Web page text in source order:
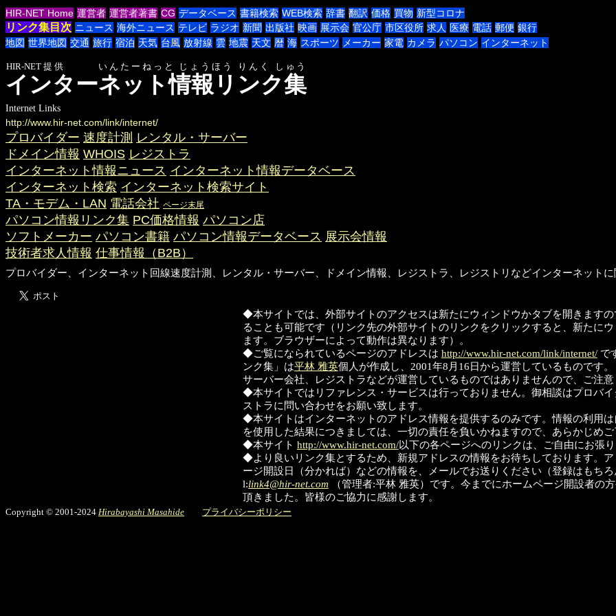
HIR-NET Home 運営者 運営者著書 CG データベース 書籍検索 WEB検索 辞書 翻訳 価格 買物 新型コロナ
リンク集目次 ニュース 海外ニュース テレビ ラジオ 新聞 出版社 映画 展示会 官公庁 市区役所 求人 医療 電話 郵便 銀行
地図 世界地図 交通 旅行 宿泊 天気 台風 放射線 雲 地震 天文 暦 海 スポーツ メーカー 家電 カメラ パソコン インターネット
インターネット情報リンク集
HIR-NET提供 いんたーねっと じょうほう りんく しゅう
Internet Links
http://www.hir-net.com/link/internet/
プロバイダー 速度計測 レンタル・サーバー
ドメイン情報 WHOIS レジストラ
インターネット情報ニュース インターネット情報データベース
インターネット検索 インターネット検索サイト
TA・モデム・LAN 電話会社 ページ末尾
パソコン情報リンク集 PC価格情報 パソコン店
ソフトメーカー パソコン書籍 パソコン情報データベース 展示会情報
技術者求人情報 仕事情報（B2B）
プロバイダー、インターネット回線速度計測、レンタル・サーバー、ドメイン情報、レジストラ、レジストリなどインターネットに
◆本サイトでは、外部サイトのアクセスは新たにウィンドウかタブを開きます
ることも可能です（リンク先の外部サイトのリンクをクリックすると、新たに
ます。ブラウザーによって動作は異なります）。
◆ご覧になられているページのアドレスは http://www.hir-net.com/link/internet/で
ンク集」は平林 雅英個人が作成し、2001年8月16日から運営しているものです
サーバー会社、レジストラなどが運営しているものではありませんので、ご注意
◆本サイトではリファレンス・サービスは行っておりません。御相談はプロバ
ストラに問い合わせをお願い致します。
◆本サイトはインターネットのアドレス情報を提供するのみです。情報の利用
を使用した結果につきましては、一切の責任を負いかねますので、あらかじめご
◆本サイト http://www.hir-net.com/以下の各ページへのリンクは、ご自由にお張
◆より良いリンク集とするため、新規アドレスの情報をお待ちしております。
ージ開設日（分かれば）などの情報を、メールでお送りください（登録はもち
l:link4@hir-net.com （管理者:平林 雅英）です。今までにホームページ開設者の
頂きました。皆様のご協力に感謝します。
Copyright © 2001-2024 Hirabayashi Masahide プライバシーポリシー